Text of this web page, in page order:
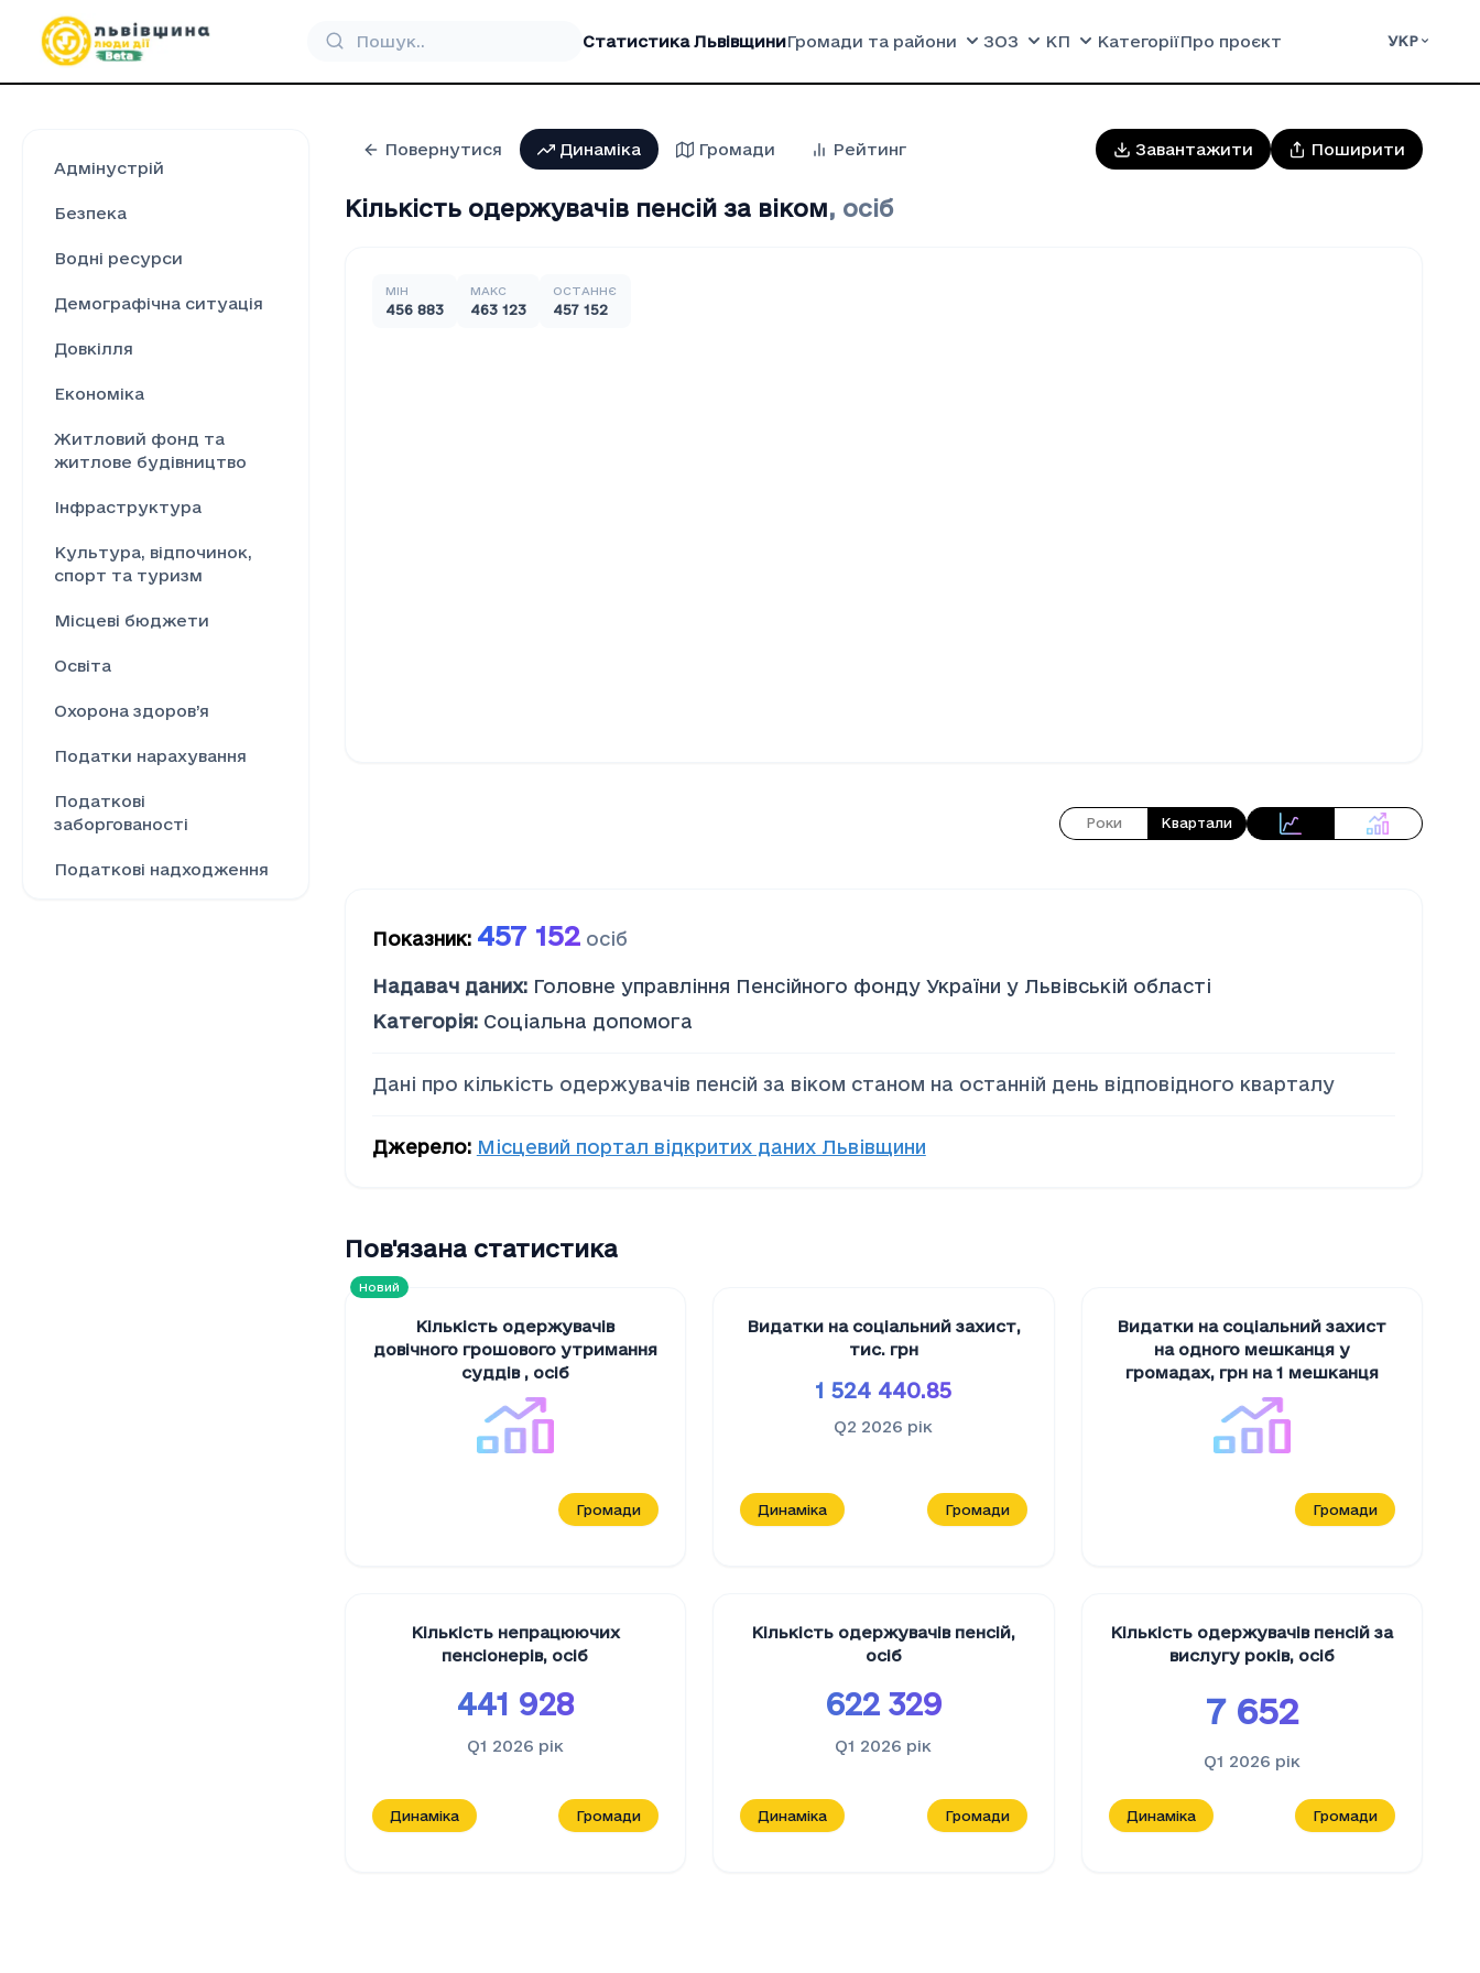
Статистика ЛьвівщиниГромади та райони ЗОЗ КП КатегоріїПро проєкт УКР
Адмінустрій
Безпека
Водні ресурси
Демографічна ситуація
Довкілля
Економіка
Житловий фонд та
житлове будівництво
Інфраструктура
Культура, відпочинок,
спорт та туризм
Місцеві бюджети
Освіта
Охорона здоров’я
Податки нарахування
Податкові
заборгованості
Податкові надходження
Повернутися Динаміка Громади Рейтинг Завантажити Поширити
Кількість одержувачів пенсій за віком, осіб
МІН
456 883
МАКС
463 123
ОСТАННЄ
457 152
Роки Квартали
Показник: 457 152 осіб
Надавач даних: Головне управління Пенсійного фонду України у Львівській області
Категорія: Соціальна допомога
Дані про кількість одержувачів пенсій за віком станом на останній день відповідного кварталу
Джерело: Місцевий портал відкритих даних Львівщини
Пов'язана статистика
Новий
Кількість одержувачів
довічного грошового утримання
суддів , осіб
Громади
Видатки на соціальний захист,
тис. грн
1 524 440.85
Q2 2026 рік
Динаміка Громади
Видатки на соціальний захист
на одного мешканця у
громадах, грн на 1 мешканця
Громади
Кількість непрацюючих
пенсіонерів, осіб
441 928
Q1 2026 рік
Динаміка Громади
Кількість одержувачів пенсій,
осіб
622 329
Q1 2026 рік
Динаміка Громади
Кількість одержувачів пенсій за
вислугу років, осіб
7 652
Q1 2026 рік
Динаміка Громади